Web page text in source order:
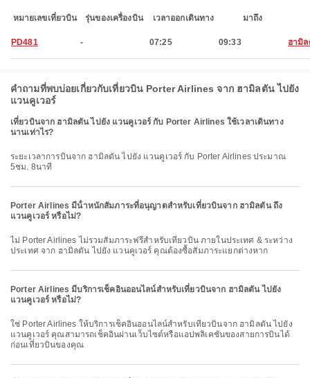
หมายเลขเที่ยวบิน รุ่นของเครื่องบิน เวลาออกเดินทาง มาถึง
PD481 - 07:25 09:33 ฮามิ
คำถามที่พบบ่อยเกี่ยวกับเที่ยวบิน Porter Airlines จาก ฮามิลตัน ไปยัง
แวนคูเวอร์
เที่ยวบินจาก ฮามิลตัน ไปยัง แวนคูเวอร์ กับ Porter Airlines ใช้เวลาเดินทาง
นานเท่าไร?
ระยะเวลาการบินจาก ฮามิลตัน ไปยัง แวนคูเวอร์ กับ Porter Airlines ประมาณ
5ชม. 8นาที
Porter Airlines มีน้ําหนักสัมภาระที่อนุญาตสําหรับเที่ยวบินจาก ฮามิลตัน ถึง
แวนคูเวอร์ หรือไม่?
ไม่ Porter Airlines ไม่รวมสัมภาระฟรีสำหรับเที่ยวบิน ภายในประเทศ & ระหว่าง
ประเทศ จาก ฮามิลตัน ไปยัง แวนคูเวอร์ คุณต้องซื้อสัมภาระแยกต่างหาก
Porter Airlines มีบริการเช็คอินออนไลน์สำหรับเที่ยวบินจาก ฮามิลตัน ไปยัง
แวนคูเวอร์ หรือไม่?
ใช่ Porter Airlines ให้บริการเช็คอินออนไลน์สำหรับเที่ยวบินจาก ฮามิลตัน ไปยัง
แวนคูเวอร์ คุณสามารถเช็คอินผ่านเว็บไซต์หรือแอปพลิเคชันของสายการบินได้
ก่อนเที่ยวบินของคุณ